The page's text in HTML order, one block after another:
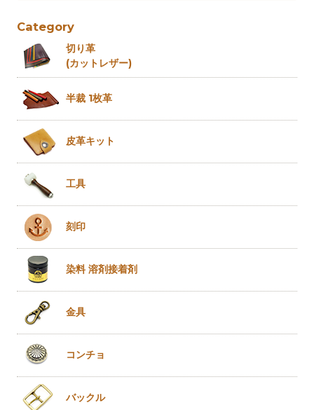
Category
切り革
(カットレザー)
半裁 1枚革
皮革キット
工具
刻印
染料 溶剤接着剤
金具
コンチョ
バックル